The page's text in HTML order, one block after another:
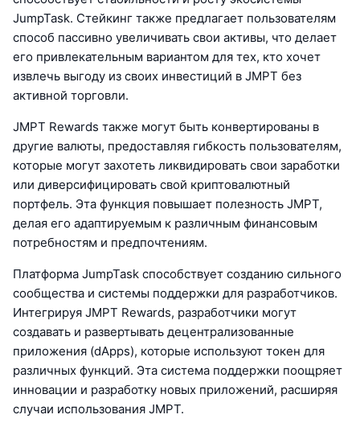
JumpTask. Стейкинг также предлагает пользователям
способ пассивно увеличивать свои активы, что делает
его привлекательным вариантом для тех, кто хочет
извлечь выгоду из своих инвестиций в JMPT без
активной торговли.
JMPT Rewards также могут быть конвертированы в
другие валюты, предоставляя гибкость пользователям,
которые могут захотеть ликвидировать свои заработки
или диверсифицировать свой криптовалютный
портфель. Эта функция повышает полезность JMPT,
делая его адаптируемым к различным финансовым
потребностям и предпочтениям.
Платформа JumpTask способствует созданию сильного
сообщества и системы поддержки для разработчиков.
Интегрируя JMPT Rewards, разработчики могут
создавать и развертывать децентрализованные
приложения (dApps), которые используют токен для
различных функций. Эта система поддержки поощряет
инновации и разработку новых приложений, расширяя
случаи использования JMPT.